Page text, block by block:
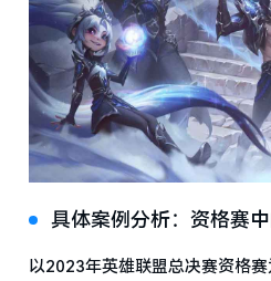
具体案例分析：资格赛
以2023年英雄联盟总决赛资格